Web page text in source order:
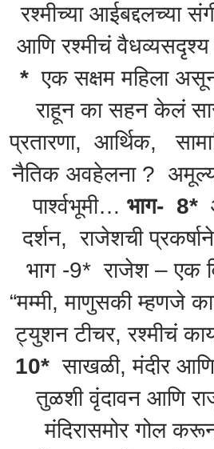
रश्मीच्या आईबद्दलच्या
आणि रश्मीचं
* एक सक्षम महिला
राहून का सहन केलं
प्रतारणा, आर्थिक,
नैतिक अवहेलना ? अमूल्य
पार्श्वभूमी… भाग- 8*
दर्शन, राजेशची
भाग -9* राजेश – एक
“मम्मी, माणुसकी म्हणजे
ट्युशन टीचर, रश्मीचं
10* साखळी, मंदीर
तुळशी वृंदावन आणि
मंदिरासमोर गोल